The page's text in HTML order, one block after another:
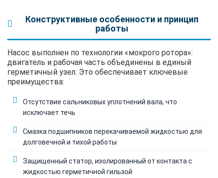
Конструктивные особенности и принцип
работы
Насос выполнен по технологии «мокрого ротора»:
двигатель и рабочая часть объединены в единый
герметичный узел. Это обеспечивает ключевые
преимущества:
Отсутствие сальниковых уплотнений вала, что
исключает течь
Смазка подшипников перекачиваемой жидкостью для
долговечной и тихой работы
Защищенный статор, изолированный от контакта с
жидкостью герметичной гильзой